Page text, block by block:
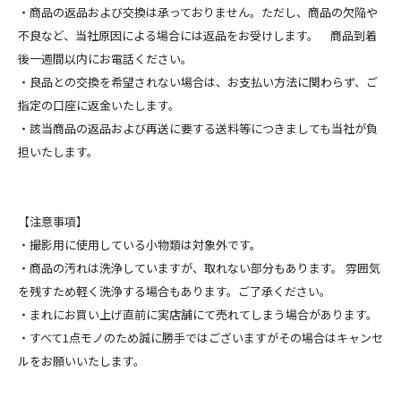
・商品の返品および交換は承っておりません。ただし、商品の欠陥や
不良など、当社原因による場合には返品をお受けします。 商品到着
後一週間以内にお電話ください。
・良品との交換を希望されない場合は、お支払い方法に関わらず、ご
指定の口座に返金いたします。
・該当商品の返品および再送に要する送料等につきましても当社が負
担いたします。
【注意事項】
・撮影用に使用している小物類は対象外です。
・商品の汚れは洗浄していますが、取れない部分もあります。 雰囲気
を残すため軽く洗浄する場合もあります。ご了承ください。
・まれにお買い上げ直前に実店舗にて売れてしまう場合があります。
・すべて1点モノのため誠に勝手ではございますがその場合はキャンセ
ルをお願いいたします。